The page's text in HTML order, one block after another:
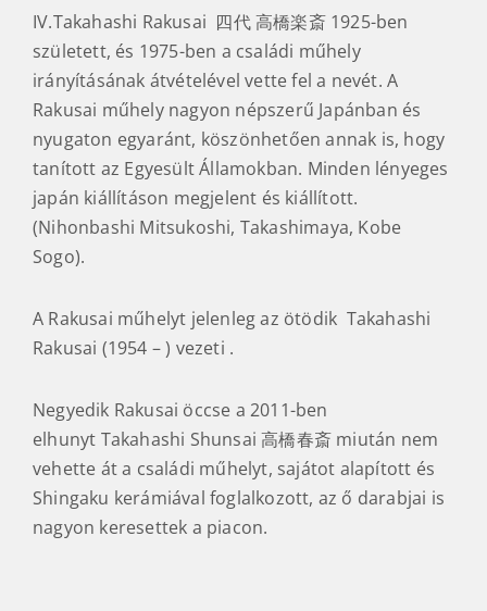
IV.Takahashi Rakusai 四代 高橋楽斎 1925-ben
született, és 1975-ben a családi műhely
irányításának átvételével vette fel a nevét. A
Rakusai műhely nagyon népszerű Japánban és
nyugaton egyaránt, köszönhetően annak is, hogy
tanított az Egyesült Államokban. Minden lényeges
japán kiállításon megjelent és kiállított.
(Nihonbashi Mitsukoshi, Takashimaya, Kobe
Sogo).
A Rakusai műhelyt jelenleg az ötödik Takahashi
Rakusai (1954 – ) vezeti .
Negyedik Rakusai öccse a 2011-ben
elhunyt Takahashi Shunsai 高橋春斎 miután nem
vehette át a családi műhelyt, sajátot alapított és
Shingaku kerámiával foglalkozott, az ő darabjai is
nagyon keresettek a piacon.